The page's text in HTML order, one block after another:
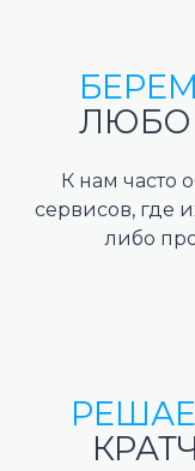
К нам часто
сервисов, где
либо